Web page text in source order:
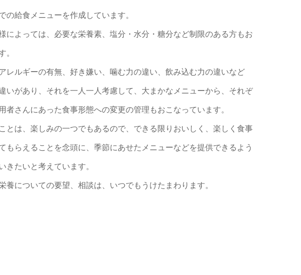
の給食メニューを作成しています。
によっては、必要な栄養素、塩分・水分・糖分など制限のある方もお
。
レルギーの有無、好き嫌い、噛む力の違い、飲み込む力の違いなど
いがあり、それを一人一人考慮して、大まかなメニューから、それぞ
者さんにあった食事形態への変更の管理もおこなっています。
とは、楽しみの一つでもあるので、できる限りおいしく、楽しく食事
もらえることを念頭に、季節にあせたメニューなどを提供できるよう
きたいと考えています。
養についての要望、相談は、いつでもうけたまわります。